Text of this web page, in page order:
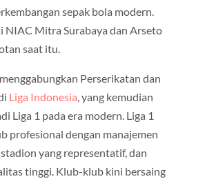
sepak bola modern.
NIAC Mitra Surabaya dan Arseto
saat itu.
Perserikatan dan
Liga Indonesia, yang kemudian
Liga 1 pada era modern. Liga 1
profesional dengan manajemen
yang representatif, dan
tinggi. Klub-klub kini bersaing